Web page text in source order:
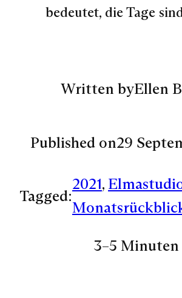
bedeutet, die Tage
Written byEllen
Published on29
Tagged:
2021,
3–5 Minuten